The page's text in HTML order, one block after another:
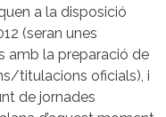
a la disposició
(seran unes
amb la preparació de
titulacions oficials), i
de jornades